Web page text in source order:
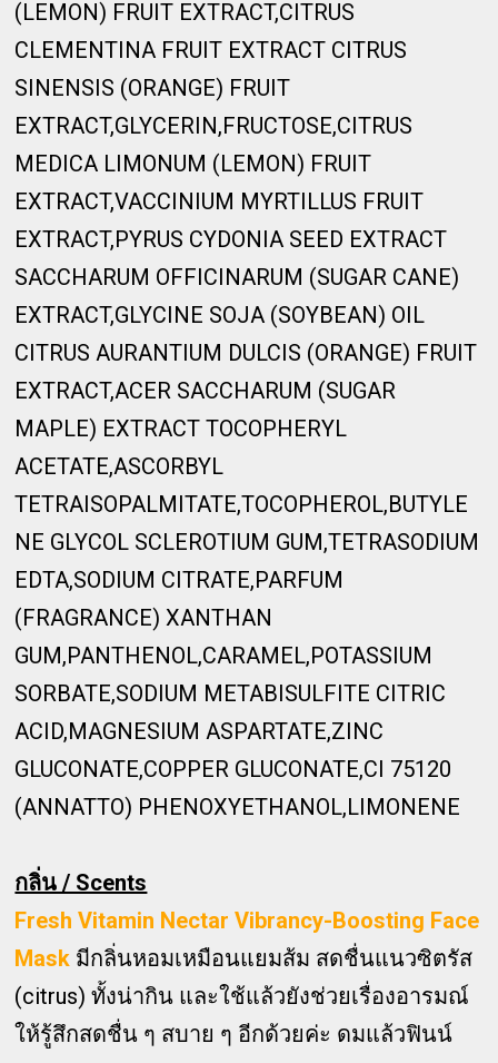
(LEMON) FRUIT EXTRACT,CITRUS
CLEMENTINA FRUIT EXTRACT CITRUS
SINENSIS (ORANGE) FRUIT
EXTRACT,GLYCERIN,FRUCTOSE,CITRUS
MEDICA LIMONUM (LEMON) FRUIT
EXTRACT,VACCINIUM MYRTILLUS FRUIT
EXTRACT,PYRUS CYDONIA SEED EXTRACT
SACCHARUM OFFICINARUM (SUGAR CANE)
EXTRACT,GLYCINE SOJA (SOYBEAN) OIL
CITRUS AURANTIUM DULCIS (ORANGE) FRUIT
EXTRACT,ACER SACCHARUM (SUGAR
MAPLE) EXTRACT TOCOPHERYL
ACETATE,ASCORBYL
TETRAISOPALMITATE,TOCOPHEROL,BUTYLE
NE GLYCOL SCLEROTIUM GUM,TETRASODIUM
EDTA,SODIUM CITRATE,PARFUM
(FRAGRANCE) XANTHAN
GUM,PANTHENOL,CARAMEL,POTASSIUM
SORBATE,SODIUM METABISULFITE CITRIC
ACID,MAGNESIUM ASPARTATE,ZINC
GLUCONATE,COPPER GLUCONATE,CI 75120
(ANNATTO) PHENOXYETHANOL,LIMONENE
กลิ่น / Scents
Fresh Vitamin Nectar Vibrancy-Boosting Face
Mask มีกลิ่นหอมเหมือนแยมส้ม สดชื่นแนวซิตรัส
(citrus) ทั้งน่ากิน และใช้แล้วยังช่วยเรื่องอารมณ์
ให้รู้สึกสดชื่น ๆ สบาย ๆ อีกด้วยค่ะ ดมแล้วฟินน์